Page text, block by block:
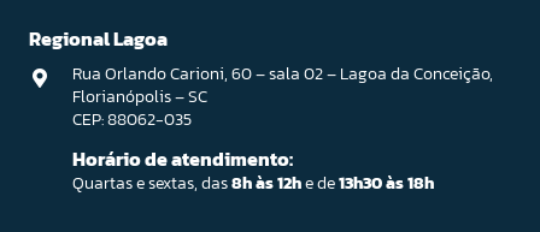
Regional Lagoa
Rua Orlando Carioni, 60 – sala 02 – Lagoa da Conceição,
Florianópolis – SC
CEP: 88062-035
Horário de atendimento:
Quartas e sextas, das8h às 12he de13h30 às 18h